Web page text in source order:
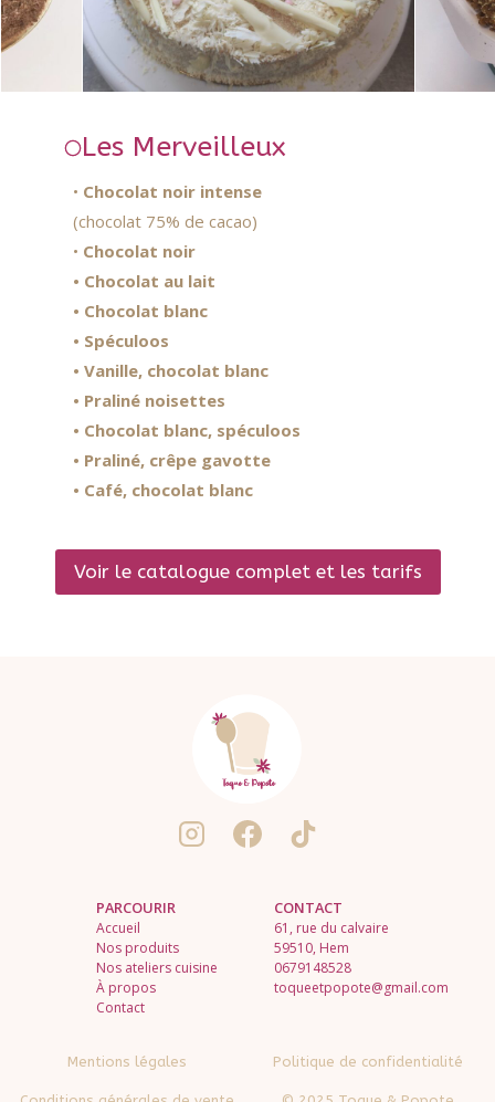
Les Merveilleux
• Chocolat noir intense
(chocolat 75% de cacao)
• Chocolat noir
• Chocolat au lait
• Chocolat blanc
• Spéculoos
• Vanille, chocolat blanc
• Praliné noisettes
• Chocolat blanc, spéculoos
• Praliné, crêpe gavotte
• Café, chocolat blanc
Voir le catalogue complet et les tarifs
PARCOURIR
Accueil
Nos produits
Nos ateliers cuisine
À propos
Contact
CONTACT
61, rue du calvaire
59510, Hem
0679148528
toqueetpopote@gmail.com
Mentions légales Politique de confidentialité